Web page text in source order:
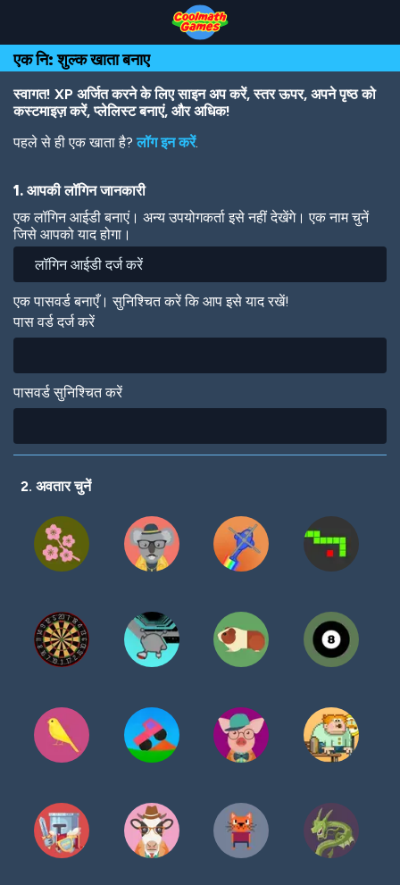
Top
of
Page
Navigation
Main
Content
Footer
main
content
एक नि: शुल्क खाता बनाए
स्वागत! XP अर्जित करने के लिए साइन अप करें, स्तर ऊपर, अपने पृष्ठ को
कस्टमाइज़ करें, प्लेलिस्ट बनाएं, और अधिक!
पहले से ही एक खाता है?लॉग इन करें.
1. आपकी लॉगिन जानकारी
एक लॉगिन आईडी बनाएं। अन्य उपयोगकर्ता इसे नहीं देखेंगे। एक नाम चुनें
जिसे आपको याद होगा।
एक पासवर्ड बनाएँ। सुनिश्चित करें कि आप इसे याद रखें!
पास वर्ड दर्ज करें
पासवर्ड सुनिश्चित करें
2. अवतार चुनें